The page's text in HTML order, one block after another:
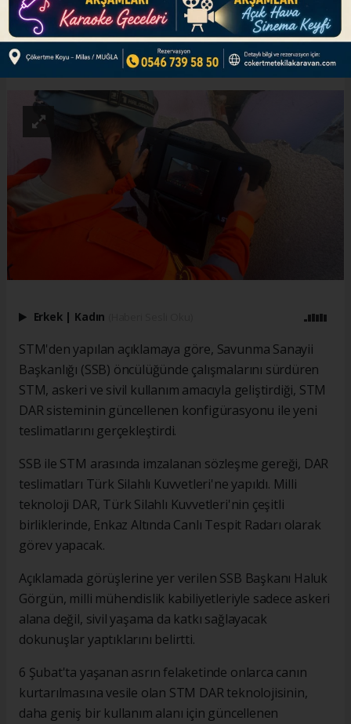
teslimatları Türk Silahlı Kuvvetleri'ne yapıldı.
ABONE OL
Erkek | Kadın
STM'den yapılan açıklamaya göre, Savunma Sanayii
Başkanlığı (SSB) öncülüğünde çalışmalarını sürdüren
STM, askeri ve sivil kullanım amacıyla geliştirdiği, STM
DAR sisteminin güncellenen konfigürasyonu ile yeni
teslimatlarını gerçekleştirdi.
SSB ile STM arasında imzalanan sözleşme gereği, DAR
teslimatları Türk Silahlı Kuvvetleri'ne yapıldı. Milli
teknoloji DAR, Türk Silahlı Kuvvetleri'nin çeşitli
birliklerinde, Enkaz Altında Canlı Tespit Radarı olarak
görev yapacak.
Açıklamada görüşlerine yer verilen SSB Başkanı Haluk
Görgün, milli mühendislik kabiliyetleriyle sadece askeri
alana değil, sivil yaşama da katkı sağlayacak
dokunuşlar yaptıklarını belirtti.
6 Şubat'ta yaşanan asrın felaketinde onlarca canın
kurtarılmasına vesile olan STM DAR teknolojisinin,
daha geniş bir kullanım alanı için güncellenen